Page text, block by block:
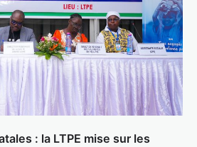
: la LTPE mise sur les